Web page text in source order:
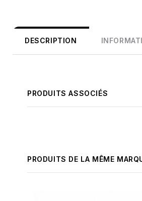
DESCRIPTION
PRODUITS ASSOCIÉS
PRODUITS DE LA MÊME